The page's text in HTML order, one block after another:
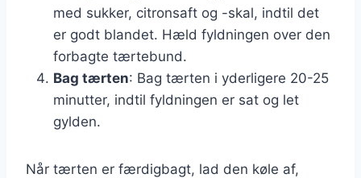
med sukker, citronsaft og -skal, indtil det
er godt blandet. Hæld fyldningen over den
forbagte tærtebund.
Bag tærten: Bag tærten i yderligere 20-25
minutter, indtil fyldningen er sat og let
gylden.
Når tærten er færdigbagt, lad den køle af,